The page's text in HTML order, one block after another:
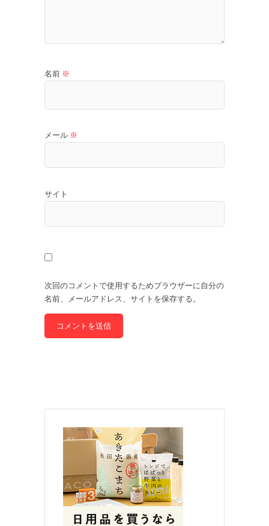
名前 ※
メール ※
サイト
次回のコメントで使用するためブラウザーに自分の
名前、メールアドレス、サイトを保存する。